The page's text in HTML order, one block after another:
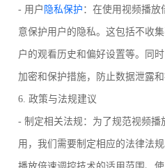
- 用户 隐私保护 ：在使用视频播放
意保护用户的隐私。这包括不收
户的观看历史和偏好设置等。同
加密和保护措施，防止数据泄露和
6. 政策与法规建议
- 制定相关法规：为了规范视频播
用，我们需要制定相应的法律法